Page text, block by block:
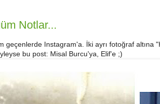
Notlar...
geçenlerde Instagram'a. İki ayrı fotoğraf altına
bu post: Misal Burcu'ya, Elif'e ;)